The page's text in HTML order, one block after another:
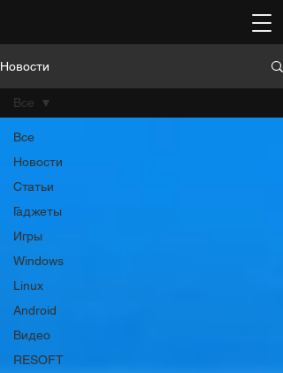
Новости
Все
Новости
Статьи
Гаджеты
Игры
Windows
Linux
Android
Видео
RESOFT
Все